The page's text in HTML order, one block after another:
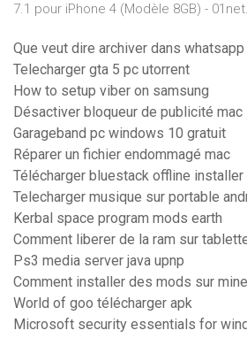
7.1 pour iPhone 4 (Modèle 8GB) -
Que veut dire archiver dans whatsapp
Telecharger gta 5 pc utorrent
How to setup viber on samsung
Désactiver bloqueur de publicité mac
Garageband pc windows 10 gratuit
Réparer un fichier endommagé mac
Télécharger bluestack offline
Telecharger musique sur portable
Kerbal space program mods earth
Comment liberer de la ram sur
Ps3 media server java upnp
Comment installer des mods sur
World of goo télécharger apk
Microsoft security essentials for